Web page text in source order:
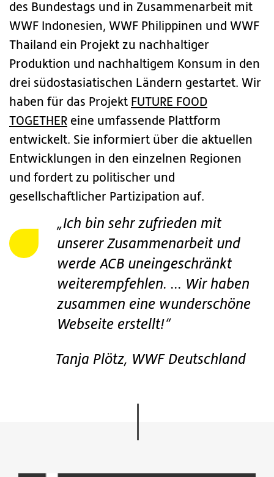
des Bundestags und in Zusammenarbeit mit
WWF Indonesien, WWF Philippinen und WWF
Thailand ein Projekt zu nachhaltiger
Produktion und nachhaltigem Konsum in den
drei südostasiatischen Ländern gestartet. Wir
haben für das Projekt FUTURE FOOD
TOGETHER eine umfassende Plattform
entwickelt. Sie informiert über die aktuellen
Entwicklungen in den einzelnen Regionen
und fordert zu politischer und
gesellschaftlicher Partizipation auf.
„Ich bin sehr zufrieden mit
unserer Zusammenarbeit und
werde ACB uneingeschränkt
weiterempfehlen. ... Wir haben
zusammen eine wunderschöne
Webseite erstellt!“
Tanja Plötz, WWF Deutschland